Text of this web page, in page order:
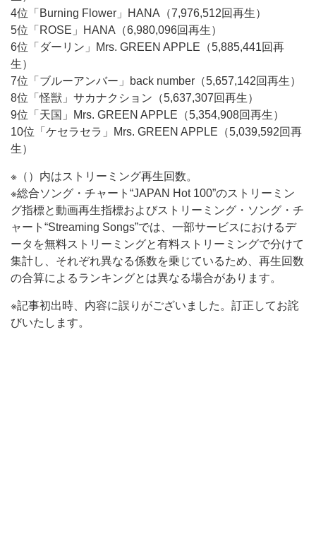
4位「Burning Flower」HANA（7,976,512回再生）
5位「ROSE」HANA（6,980,096回再生）
6位「ダーリン」Mrs. GREEN APPLE（5,885,441回再
生）
7位「ブルーアンバー」back number（5,657,142回再生）
8位「怪獣」サカナクション（5,637,307回再生）
9位「天国」Mrs. GREEN APPLE（5,354,908回再生）
10位「ケセラセラ」Mrs. GREEN APPLE（5,039,592回再
生）
※（）内はストリーミング再生回数。
※総合ソング・チャート“JAPAN Hot 100”のストリーミン
グ指標と動画再生指標およびストリーミング・ソング・チ
ャート“Streaming Songs”では、一部サービスにおけるデ
ータを無料ストリーミングと有料ストリーミングで分けて
集計し、それぞれ異なる係数を乗じているため、再生回数
の合算によるランキングとは異なる場合があります。
※記事初出時、内容に誤りがございました。訂正してお詫
びいたします。